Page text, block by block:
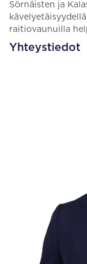
Sörnäisten ja
raitiovaunuilla
Yhteystiedot